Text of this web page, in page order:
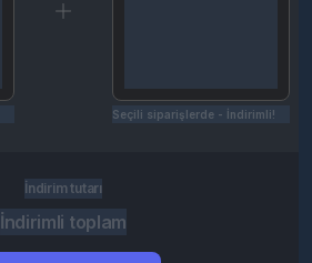
Seçili siparişlerde - İndirimli!
İndirim tutarı
İndirimli toplam